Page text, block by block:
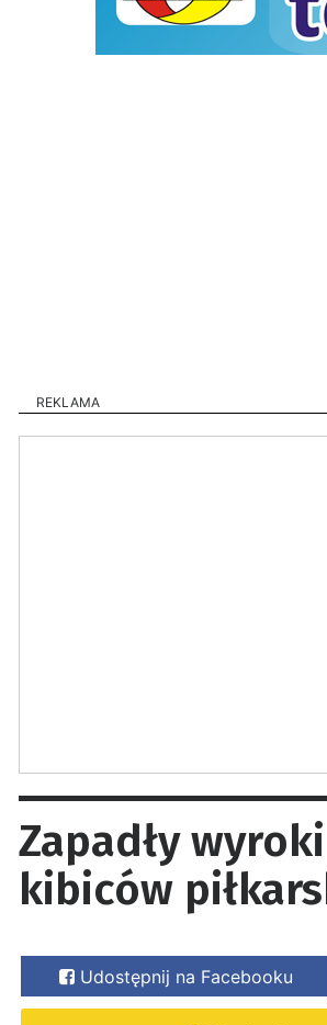
REKLAMA
Zapadły
kibiców
Udostępnij na Facebooku